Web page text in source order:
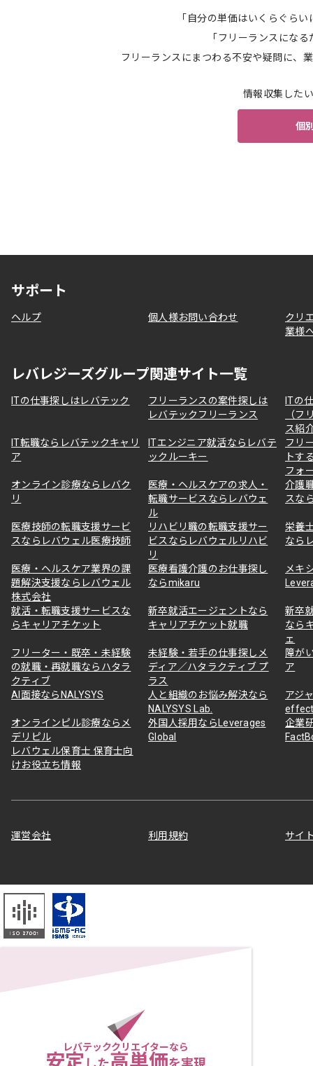
「自分の単価はいくらぐら
「フリーランスにな
フリーランスにまつわる不安や疑問に、
情報収集した
個
サポート
ヘルプ 個人様お問い合わせ
クリ
業様
レバレジーズグループ関連サイト一覧
ITの仕事探しはレバテック
フリーランスの案件探しは
レバテックフリーランス
ITの
（フ
ス紹
IT転職ならレバテックキャリ
ア
ITエンジニア就活ならレバテ
ックルーキー
フリ
トす
フォ
オンライン診療ならレバク
リ
医療・ヘルスケアの求人・
転職サービスならレバウェ
ル
介護
スな
医療技師の転職支援サービ
スならレバウェル医療技師
リハビリ職の転職支援サー
ビスならレバウェルリハビ
リ
栄養
なら
医療・ヘルスケア業界の課
題解決支援ならレバウェル
株式会社
医療看護介護のお仕事探し
ならmikaru
メキ
就活・転職支援サービスな
らキャリアチケット
新卒就活エージェントなら
キャリアチケット就職
新卒
なら
ェ
フリーター・既卒・未経験
の就職・再就職ならハタラ
クティブ
未経験・若手の仕事探しメ
ディア／ハタラクティブ プ
ラス
障が
ア
AI面接ならNALYSYS
人と組織のお悩み解決なら
NALYSYS Lab.
アジ
オンラインピル診療ならメ
デリピル
外国人採用ならLeverages
Global
企業
レバウェル保育士 保育士向
けお役立ち情報
運営会社 利用規約 サイ
レバテッククリエイターなら
安定 高単価